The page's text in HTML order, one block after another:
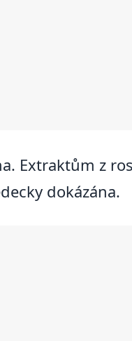
Extraktům z
dokázána.